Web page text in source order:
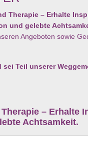
Therapie – Erhalte
und gelebte
Angeboten sowie
sei Teil unserer
– Erhalte
Achtsamkeit.